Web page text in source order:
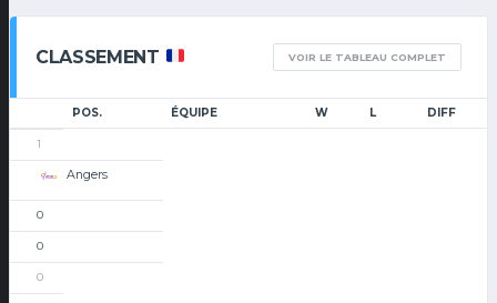
CLASSEMENT VOIR LE TABLEAU COMPLET
POS. ÉQUIPE W L DIFF
1
Angers
0
0
0